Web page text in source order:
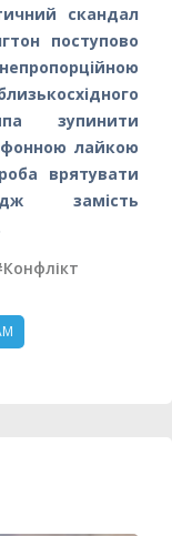
скандал
поступово
зупинити
лайкою
врятувати
замість